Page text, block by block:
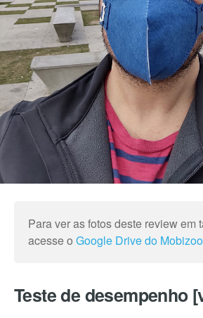
Para ver as fotos deste review em
acesse o Google Drive do Mobizoo
Teste de desempenho